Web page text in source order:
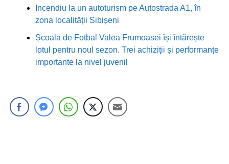
Incendiu la un autoturism pe Autostrada A1, în
zona localității Sibișeni
Școala de Fotbal Valea Frumoasei își întărește
lotul pentru noul sezon. Trei achiziții și performanțe
importante la nivel juvenil